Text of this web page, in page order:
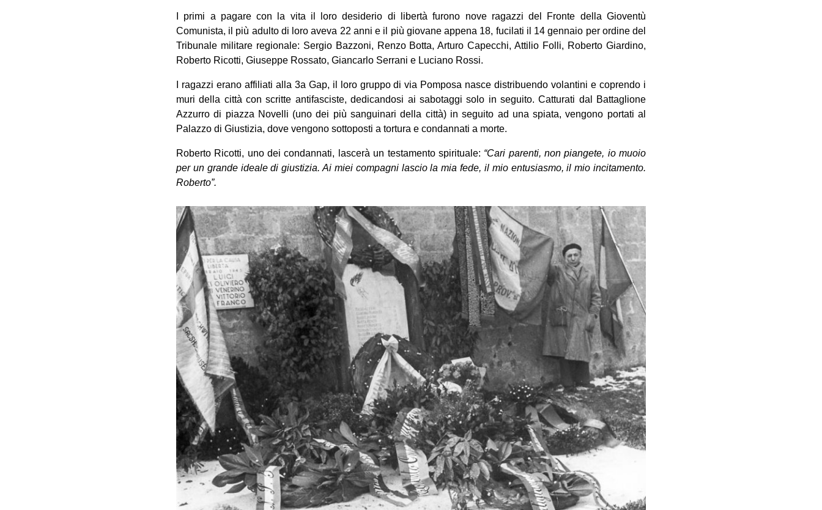
I primi a pagare con la vita il loro desiderio di libertà furono nove ragazzi del Fronte della Gioventù
Comunista, il più adulto di loro aveva 22 anni e il più giovane appena 18, fucilati il 14 gennaio per ordine del
Tribunale militare regionale: Sergio Bazzoni, Renzo Botta, Arturo Capecchi, Attilio Folli, Roberto Giardino,
Roberto Ricotti, Giuseppe Rossato, Giancarlo Serrani e Luciano Rossi.
I ragazzi erano affiliati alla 3a Gap, il loro gruppo di via Pomposa nasce distribuendo volantini e coprendo i
muri della città con scritte antifasciste, dedicandosi ai sabotaggi solo in seguito. Catturati dal Battaglione
Azzurro di piazza Novelli (uno dei più sanguinari della città) in seguito ad una spiata, vengono portati al
Palazzo di Giustizia, dove vengono sottoposti a tortura e condannati a morte.
Roberto Ricotti, uno dei condannati, lascerà un testamento spirituale: “Cari parenti, non piangete, io muoio
per un grande ideale di giustizia. Ai miei compagni lascio la mia fede, il mio entusiasmo, il mio incitamento.
Roberto”.